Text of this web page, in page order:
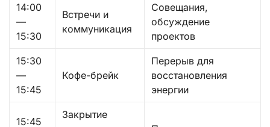
14:00
—
15:30
Встречи и
коммуникация
Совещания,
обсуждение
проектов
15:30
—
15:45
Кофе-брейк
Перерыв для
восстановления
энергии
15:45
Закрытие